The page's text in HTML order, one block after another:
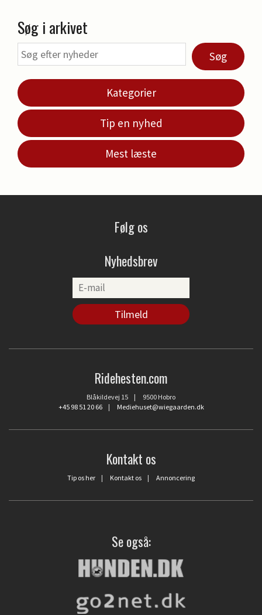
Søg i arkivet
Søg
Kategorier
Tip en nyhed
Mest læste
Følg os
Nyhedsbrev
Ridehesten.com
Blåkildevej 15 | 9500 Hobro
+45 98 51 20 66| Mediehuset@wiegaarden.dk
Kontakt os
Tip os her | Kontakt os | Annoncering
Se også: